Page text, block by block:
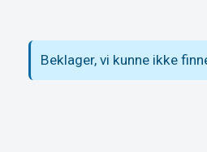
Beklager, vi kunne ikke